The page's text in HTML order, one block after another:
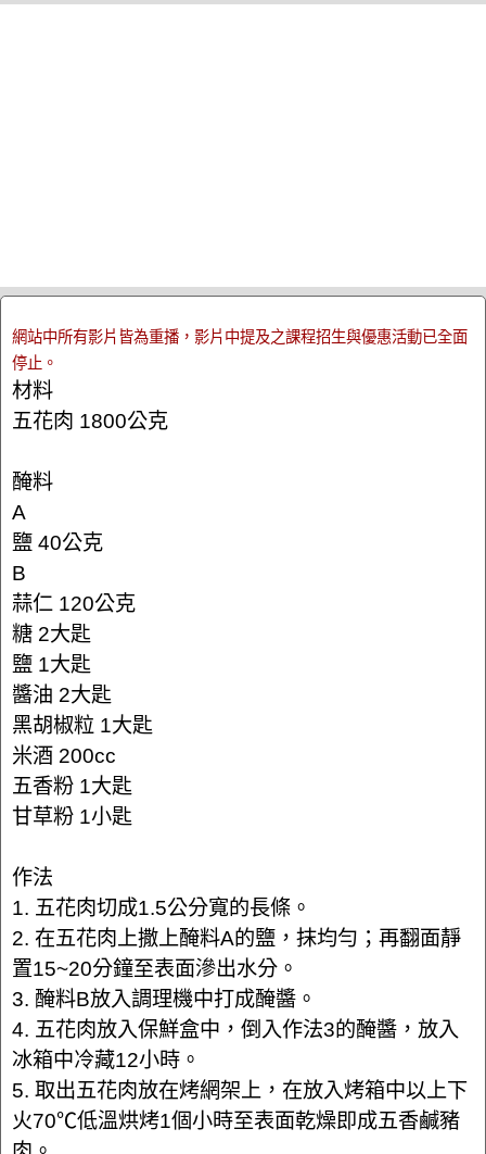
網站中所有影片皆為重播，影片中提及之課程招生與優惠活動已全面
停止。
材料
五花肉 1800公克
醃料
A
鹽 40公克
B
蒜仁 120公克
糖 2大匙
鹽 1大匙
醬油 2大匙
黑胡椒粒 1大匙
米酒 200cc
五香粉 1大匙
甘草粉 1小匙
作法
1. 五花肉切成1.5公分寬的長條。
2. 在五花肉上撒上醃料A的鹽，抹均勻；再翻面靜
置15~20分鐘至表面滲出水分。
3. 醃料B放入調理機中打成醃醬。
4. 五花肉放入保鮮盒中，倒入作法3的醃醬，放入
冰箱中冷藏12小時。
5. 取出五花肉放在烤網架上，在放入烤箱中以上下
火70℃低溫烘烤1個小時至表面乾燥即成五香鹹豬